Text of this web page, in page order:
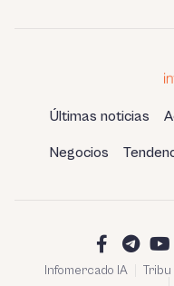
Últimas noticias
Negocios
Infomercado IA